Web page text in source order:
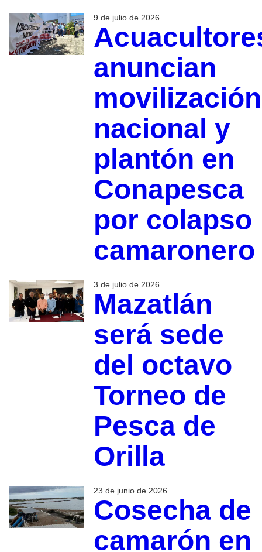
9 de julio de 2026
anuncian
movilización
nacional y
plantón en
Conapesca
por colapso
camaronero
3 de julio de 2026
Mazatlán
será sede
del octavo
Torneo de
Pesca de
Orilla
23 de junio de 2026
Cosecha de
camarón en